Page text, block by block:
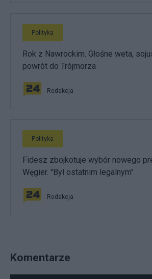
Polityka
Rok z Nawrockim. Głośne weta,
powrót do Trójmorza
Redakcja
Polityka
Fidesz zbojkotuje wybór nowego
Węgier. "Był ostatnim legalnym"
Redakcja
Komentarze